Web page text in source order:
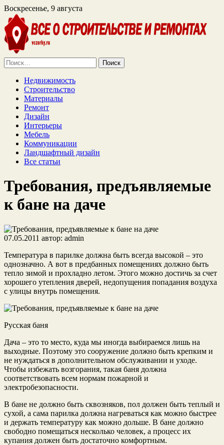
Воскресенье, 9 августа
Найти:
Недвижимость
Строительство
Материалы
Ремонт
Дизайн
Интерьеры
Мебель
Коммуникации
Ландшафтный дизайн
Все статьи
Требования, предъявляемые
к бане на даче
07.05.2011 автор: admin
Температура в парилке должна быть всегда высокой – это
однозначно. А вот в предбанных помещениях должно быть
тепло зимой и прохладно летом. Этого можно достичь за счет
хорошего утепления дверей, недопущения попадания воздуха
с улицы внутрь помещения.
Русская баня
Дача – это то место, куда мы иногда выбираемся лишь на
выходные. Поэтому это сооружение должно быть крепким и
не нуждаться в дополнительном обслуживании и уходе.
Чтобы избежать возгорания, такая баня должна
соответствовать всем нормам пожарной и
электробезопасности.
В бане не должно быть сквозняков, пол должен быть теплый и
сухой, а сама парилка должна нагреваться как можно быстрее
и держать температуру как можно дольше. В бане должно
свободно помещаться несколько человек, а процесс их
купания должен быть достаточно комфортным.